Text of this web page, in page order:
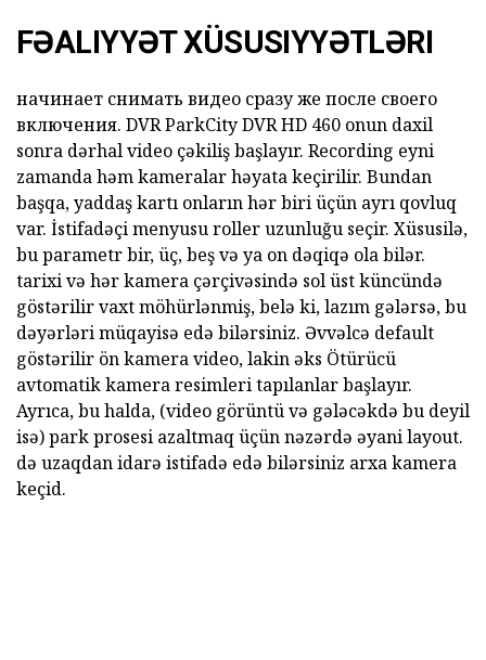
FƏALIYYƏT XÜSUSIYYƏTLƏRI
начинает снимать видео сразу же после своего
включения. DVR ParkCity DVR HD 460 onun daxil
sonra dərhal video çəkiliş başlayır. Recording eyni
zamanda həm kameralar həyata keçirilir. Bundan
başqa, yaddaş kartı onların hər biri üçün ayrı qovluq
var. İstifadəçi menyusu roller uzunluğu seçir. Xüsusilə,
bu parametr bir, üç, beş və ya on dəqiqə ola bilər.
tarixi və hər kamera çərçivəsində sol üst küncündə
göstərilir vaxt möhürlənmiş, belə ki, lazım gələrsə, bu
dəyərləri müqayisə edə bilərsiniz. Əvvəlcə default
göstərilir ön kamera video, lakin əks Ötürücü
avtomatik kamera resimleri tapılanlar başlayır.
Ayrıca, bu halda, (video görüntü və gələcəkdə bu deyil
isə) park prosesi azaltmaq üçün nəzərdə əyani layout.
də uzaqdan idarə istifadə edə bilərsiniz arxa kamera
keçid.